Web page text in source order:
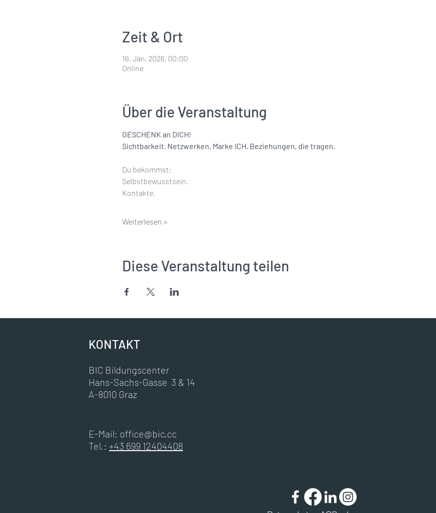
Zeit & Ort
16. Jän. 2026, 00:00
Online
Über die Veranstaltung
GESCHENK an DICH!
Sichtbarkeit. Netzwerken. Marke ICH. Beziehungen, die tragen.
Du bekommst:
Selbstbewusstsein.
Kontakte.
Weiterlesen >
Diese Veranstaltung teilen
KONTAKT
BIC Bildungscenter
Hans-Sachs-Gasse 3 & 14
A-8010 Graz
E-Mail: office@bic.cc
Tel.: +43 699 12404408